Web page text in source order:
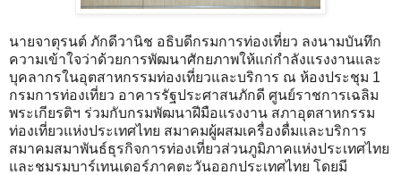
นายจาตุรนต์ ภักดีวานิช อธิบดีกรมการท่องเที่ยว ลงนามบันทึก
ความเข้าใจว่าด้วยการพัฒนาศักยภาพให้แก่กำลังแรงงานและ
บุคลากรในอุตสาหกรรมท่องเที่ยวและบริการ ณ ห้องประชุม 1
กรมการท่องเที่ยว อาคารรัฐประศาสนภักดี ศูนย์ราชการเฉลิม
พระเกียรติฯ ร่วมกับกรมพัฒนาฝีมือแรงงาน สภาอุตสาหกรรม
ท่องเที่ยวแห่งประเทศไทย สมาคมผู้ผสมเครื่องดื่มและบริการ
สมาคมสมาพันธ์ธุรกิจการท่องเที่ยวส่วนภูมิภาคแห่งประเทศไทย
และชมรมบาร์เทนเดอร์ภาคตะวันออกประเทศไทย โดยมี